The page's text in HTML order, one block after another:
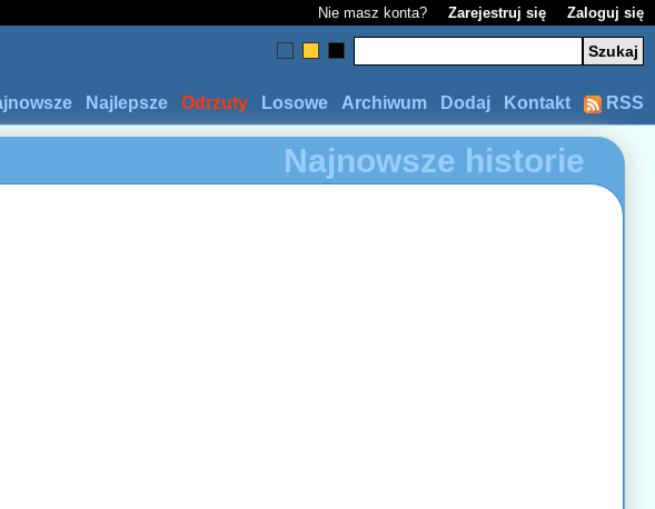
Nie masz konta? Zarejestruj się Zaloguj się
RSS
Kontakt
Dodaj
Archiwum
Losowe
Odrzuty
Najlepsze
Najnowsze historie